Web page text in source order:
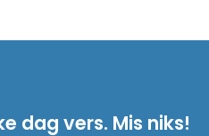
dag vers. Mis niks!